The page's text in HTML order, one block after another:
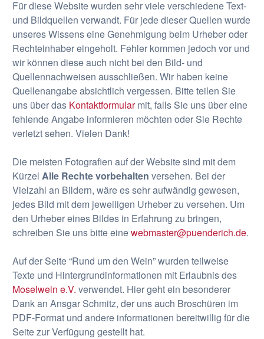
Für diese Website wurden sehr viele verschiedene Text-
und Bildquellen verwandt. Für jede dieser Quellen wurde
unseres Wissens eine Genehmigung beim Urheber oder
Rechteinhaber eingeholt. Fehler kommen jedoch vor und
wir können diese auch nicht bei den Bild- und
Quellennachweisen ausschließen. Wir haben keine
Quellenangabe absichtlich vergessen. Bitte teilen Sie
uns über das Kontaktformularmit, falls Sie uns über eine
fehlende Angabe informieren möchten oder Sie Rechte
verletzt sehen. Vielen Dank!
Die meisten Fotografien auf der Website sind mit dem
Kürzel Alle Rechte vorbehalten versehen. Bei der
Vielzahl an Bildern, wäre es sehr aufwändig gewesen,
jedes Bild mit dem jeweiligen Urheber zu versehen. Um
den Urheber eines Bildes in Erfahrung zu bringen,
schreiben Sie uns bitte einewebmaster@puenderich.de.
Auf der Seite “Rund um den Wein” wurden teilweise
Texte und Hintergrundinformationen mit Erlaubnis des
Moselwein e.V. verwendet. Hier geht ein besonderer
Dank an Ansgar Schmitz, der uns auch Broschüren im
PDF-Format und andere informationen bereitwillig für die
Seite zur Verfügung gestellt hat.